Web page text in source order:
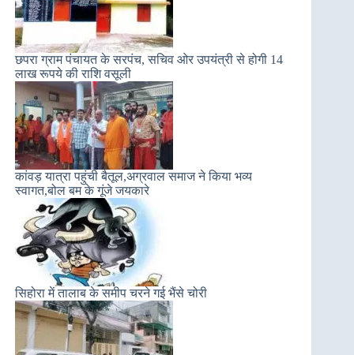
छपरा ग्राम पंचायत के सरपंच, सचिव ओर उपयंत्री से होगी 14
लाख रूपये की राशि वसूली
कांवड़ यात्रा पहुंची बैतूल,अग्रवाल समाज ने किया भव्य
स्वागत,बोल बम के गूंजे जयकारे
सिहोरा में तालाब के समीप चरने गई भैंसे चोरी